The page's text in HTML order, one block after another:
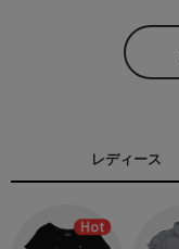
レディース